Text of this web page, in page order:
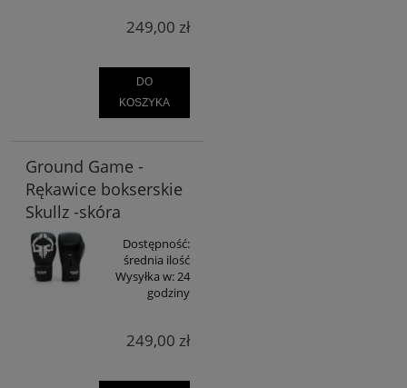
249,00 zł
DO
KOSZYKA
Ground Game -
Rękawice bokserskie
Skullz -skóra
Dostępność:
średnia ilość
Wysyłka w:24
godziny
249,00 zł